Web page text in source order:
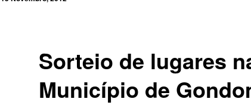
Sorteio de lugares
Município de